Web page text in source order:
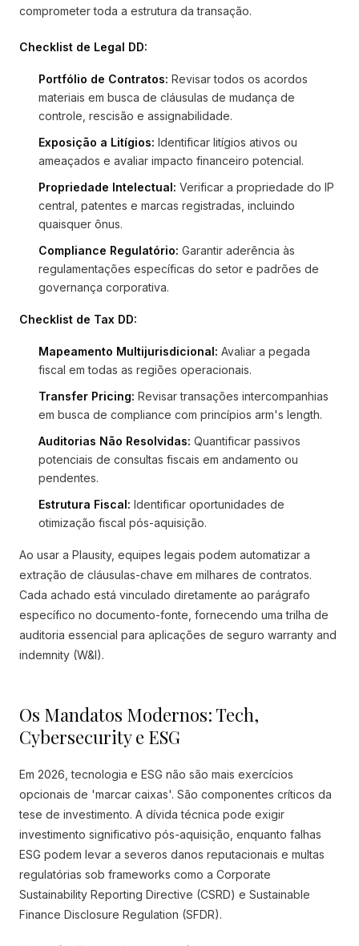
comprometer toda a estrutura da transação.
Checklist de Legal DD:
Portfólio de Contratos: Revisar todos os acordos
materiais em busca de cláusulas de mudança de
controle, rescisão e assignabilidade.
Exposição a Litígios: Identificar litígios ativos ou
ameaçados e avaliar impacto financeiro potencial.
Propriedade Intelectual: Verificar a propriedade do IP
central, patentes e marcas registradas, incluindo
quaisquer ônus.
Compliance Regulatório: Garantir aderência às
regulamentações específicas do setor e padrões de
governança corporativa.
Checklist de Tax DD:
Mapeamento Multijurisdicional: Avaliar a pegada
fiscal em todas as regiões operacionais.
Transfer Pricing: Revisar transações intercompanhias
em busca de compliance com princípios arm's length.
Auditorias Não Resolvidas: Quantificar passivos
potenciais de consultas fiscais em andamento ou
pendentes.
Estrutura Fiscal: Identificar oportunidades de
otimização fiscal pós-aquisição.
Ao usar a Plausity, equipes legais podem automatizar a
extração de cláusulas-chave em milhares de contratos.
Cada achado está vinculado diretamente ao parágrafo
específico no documento-fonte, fornecendo uma trilha de
auditoria essencial para aplicações de seguro warranty and
indemnity (W&I).
Os Mandatos Modernos: Tech,
Cybersecurity e ESG
Em 2026, tecnologia e ESG não são mais exercícios
opcionais de 'marcar caixas'. São componentes críticos da
tese de investimento. A dívida técnica pode exigir
investimento significativo pós-aquisição, enquanto falhas
ESG podem levar a severos danos reputacionais e multas
regulatórias sob frameworks como a Corporate
Sustainability Reporting Directive (CSRD) e Sustainable
Finance Disclosure Regulation (SFDR).